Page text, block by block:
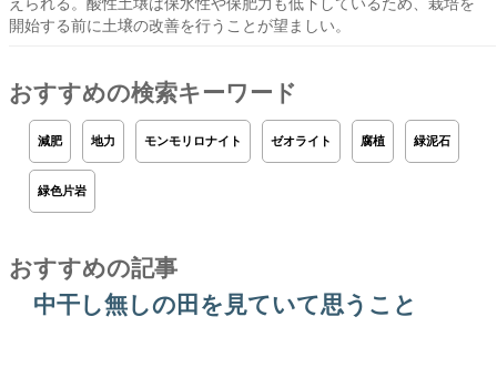
開始する前に土壌の改善を行うことが望ましい。
おすすめの検索キーワード
減肥 地力 モンモリロナイト ゼオライト 腐植 緑泥石
緑色片岩
おすすめの記事
中干し無しの田を見ていて思うこと